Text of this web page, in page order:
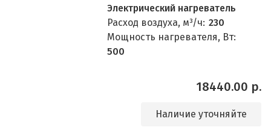
Электрический нагреватель
Расход воздуха, м³/ч: 230
Мощность нагревателя, Вт:
500
18440.00 р.
Наличие уточняйте